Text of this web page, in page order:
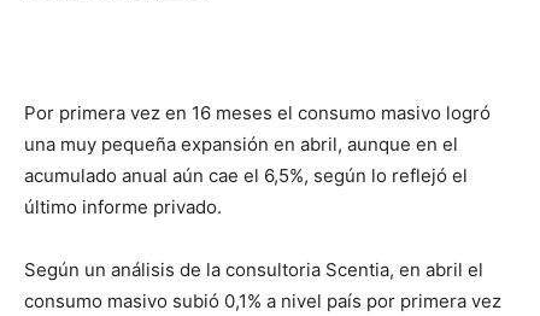
Por primera vez en 16 meses el consumo masivo logró
una muy pequeña expansión en abril, aunque en el
acumulado anual aún cae el 6,5%, según lo reflejó el
último informe privado.
Según un análisis de la consultoria Scentia, en abril el
consumo masivo subió 0,1% a nivel país por primera vez